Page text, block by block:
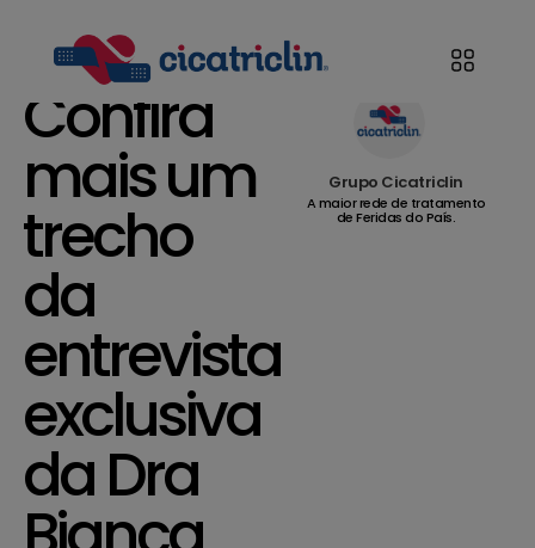
Confira
mais um
trecho
da
entrevista
exclusiva
da Dra
Grupo Cicatriclin
A maior rede de tratamento
de Feridas do País.